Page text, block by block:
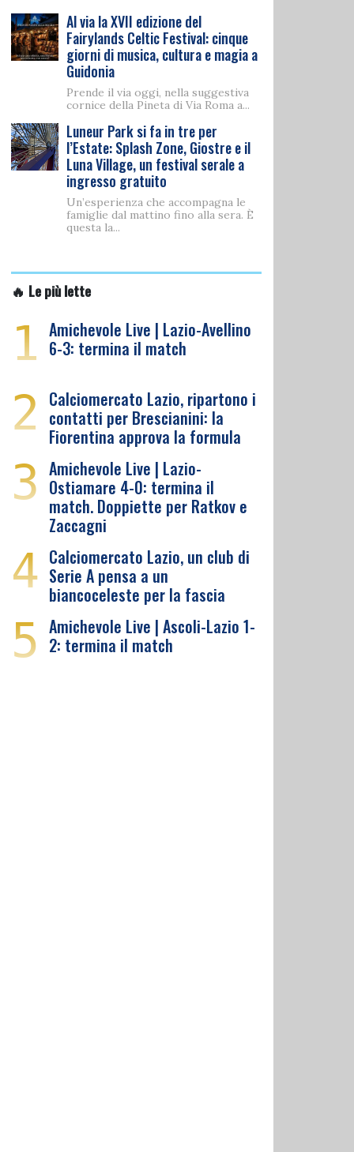
Al via la XVII edizione del
Fairylands Celtic Festival: cinque
giorni di musica, cultura e magia a
Guidonia
Prende il via oggi, nella suggestiva
cornice della Pineta di Via Roma a...
Luneur Park si fa in tre per
l’Estate: Splash Zone, Giostre e il
Luna Village, un festival serale a
ingresso gratuito
Un’esperienza che accompagna le
famiglie dal mattino fino alla sera. È
questa la...
🔥 Le più lette
1 Amichevole Live | Lazio-Avellino
6-3: termina il match
2 Calciomercato Lazio, ripartono i
contatti per Brescianini: la
Fiorentina approva la formula
3 Amichevole Live | Lazio-
Ostiamare 4-0: termina il
match. Doppiette per Ratkov e
Zaccagni
4 Calciomercato Lazio, un club di
Serie A pensa a un
biancoceleste per la fascia
5 Amichevole Live | Ascoli-Lazio 1-
2: termina il match